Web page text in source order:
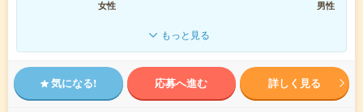
女性
男性
もっと見る
気になる! 応募へ進む 詳しく見る